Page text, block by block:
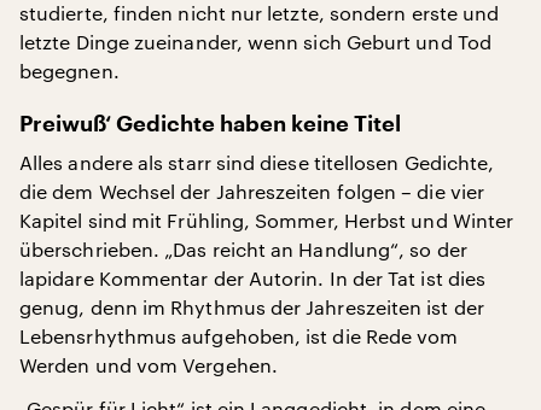
studierte, finden nicht nur letzte, sondern erste und
letzte Dinge zueinander, wenn sich Geburt und Tod
begegnen.
Preiwuß‘ Gedichte haben keine Titel
Alles andere als starr sind diese titellosen Gedichte,
die dem Wechsel der Jahreszeiten folgen – die vier
Kapitel sind mit Frühling, Sommer, Herbst und Winter
überschrieben. „Das reicht an Handlung“, so der
lapidare Kommentar der Autorin. In der Tat ist dies
genug, denn im Rhythmus der Jahreszeiten ist der
Lebensrhythmus aufgehoben, ist die Rede vom
Werden und vom Vergehen.